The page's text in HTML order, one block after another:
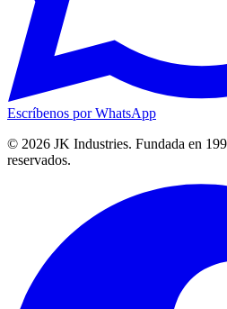
Escríbenos por WhatsApp
© 2026 JK Industries. Fundada en
reservados.